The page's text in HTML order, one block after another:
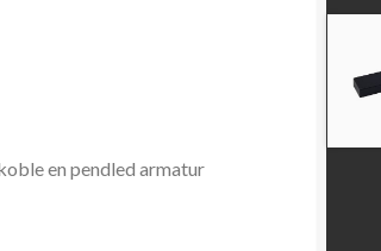
en pendled armatur